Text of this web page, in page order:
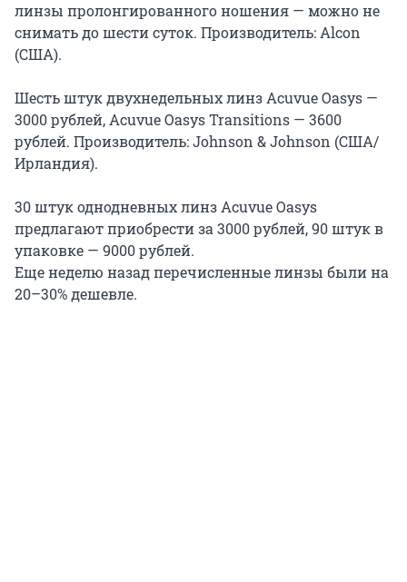
линзы пролонгированного ношения — можно не
снимать до шести суток. Производитель: Alcon
(США).
Шесть штук двухнедельных линз Acuvue Oasys —
3000 рублей, Acuvue Oasys Transitions — 3600
рублей. Производитель: Johnson & Johnson (США/
Ирландия).
30 штук однодневных линз Acuvue Oasys
предлагают приобрести за 3000 рублей, 90 штук в
упаковке — 9000 рублей.
Еще неделю назад перечисленные линзы были на
20–30% дешевле.